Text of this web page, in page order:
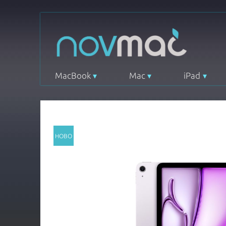
MacBook Mac iPad